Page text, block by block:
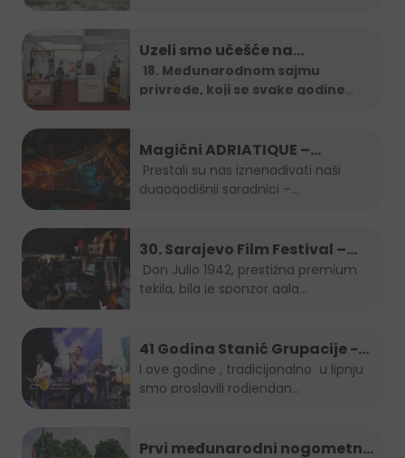
Uzeli smo učešće na…
18. Međunarodnom sajmu
privrede, koji se svake godine
Magični ADRIATIQUE –
posljednja noć SFF-a
dugogodišnji saradnici –...
30. Sarajevo Film Festival –
Don Julio Gala zabava
tekila, bila je sponzor gala...
41 Godina Stanić Grupacije -
koncert Indira Forza i Berin
Buturović
I ove godine , tradicijonalno u lipnju
smo proslavili rodjendan...
Prvi međunarodni nogometni